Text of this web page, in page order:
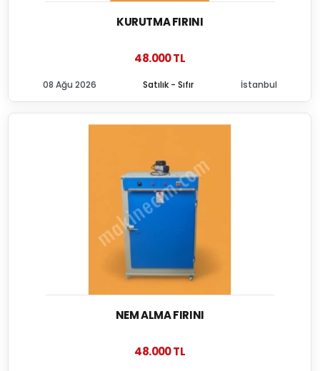
KURUTMA FIRINI
48.000 TL
Satılık - Sıfır
08 Ağu 2026 İstanbul
NEM ALMA FIRINI
48.000 TL